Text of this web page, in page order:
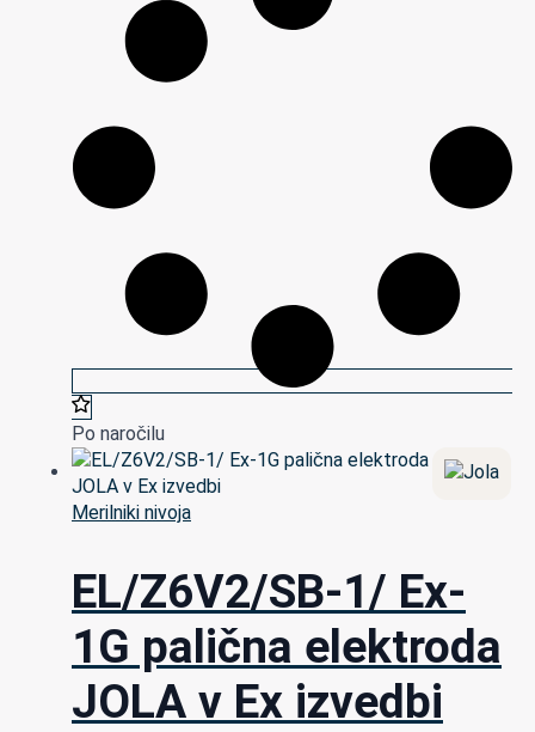
Po naročilu
Merilniki nivoja
EL/Z6V2/SB-1/ Ex-
1G palična elektroda
JOLA v Ex izvedbi